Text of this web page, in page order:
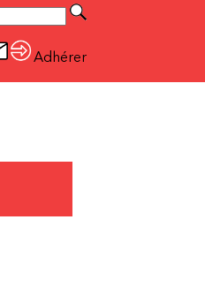
de recherche
Adhérer